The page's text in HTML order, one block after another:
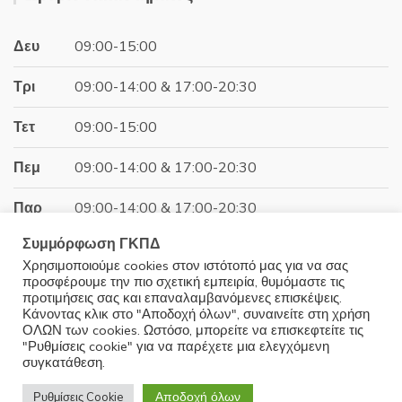
Δευ 09:00-15:00
Τρι 09:00-14:00 & 17:00-20:30
Τετ 09:00-15:00
Πεμ 09:00-14:00 & 17:00-20:30
Παρ 09:00-14:00 & 17:00-20:30
Σαβ 09:00-15:00
Κυρ Κλειστά
© 2025 Minoudis Home. All Rights Reserved
Συμμόρφωση ΓΚΠΔ
Χρησιμοποιούμε cookies στον ιστότοπό μας για να σας
προσφέρουμε την πιο σχετική εμπειρία, θυμόμαστε τις
προτιμήσεις σας και επαναλαμβανόμενες επισκέψεις.
Κάνοντας κλικ στο "Αποδοχή όλων", συναινείτε στη χρήση
ΟΛΩΝ των cookies. Ωστόσο, μπορείτε να επισκεφτείτε τις
"Ρυθμίσεις cookie" για να παρέχετε μια ελεγχόμενη
συγκατάθεση.
Ρυθμίσεις Cookie Αποδοχή όλων